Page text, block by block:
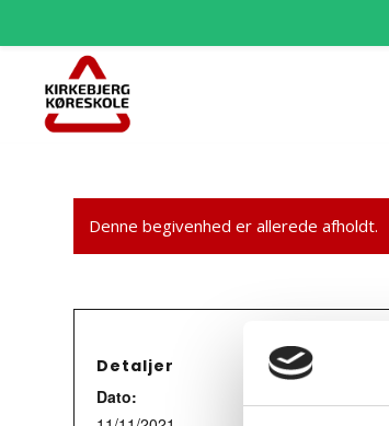
Denne begivenhed er allerede afholdt.
Detaljer
Dato: